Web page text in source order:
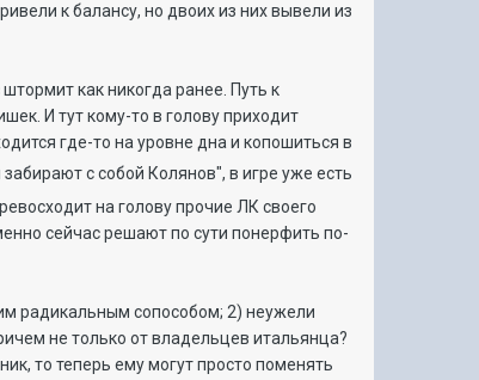
к балансу, но двоих из них вывели из
как никогда ранее. Путь к
И тут кому-то в голову приходит
где-то на уровне дна и копошиться в
с собой Колянов", в игре уже есть
на голову прочие ЛК своего
сейчас решают по сути понерфить по-
радикальным сопособом; 2) неужели
не только от владельцев итальянца?
то теперь ему могут просто поменять